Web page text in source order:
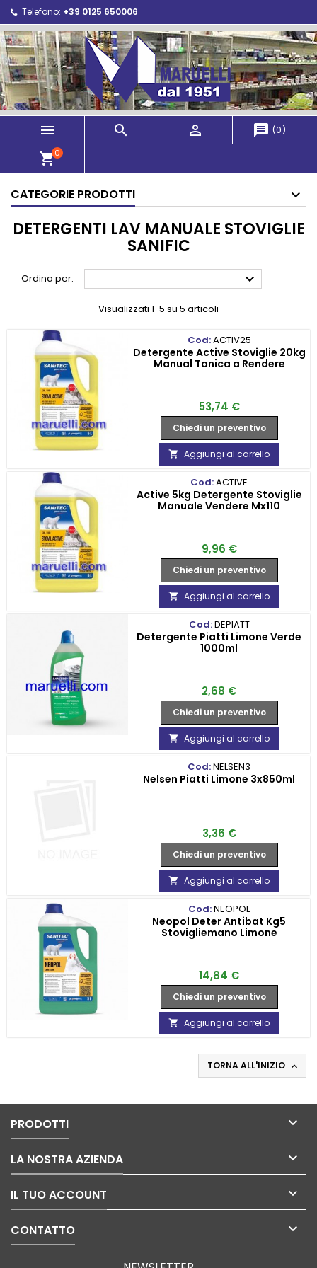
Telefono: +39 0125 650006
   message (0)
shopping_cart0
CATEGORIE PRODOTTI
DETERGENTI LAV MANUALE STOVIGLIE
SANIFIC
Ordina per: 
Visualizzati 1-5 su 5 articoli
Cod:ACTIV25
Detergente Active Stoviglie 20kg
Manual Tanica a Rendere
Prezzo
53,74 €
Chiedi un preventivo
 Aggiungi al carrello
Cod:ACTIVE
Active 5kg Detergente Stoviglie
Manuale Vendere Mx110
Prezzo
9,96 €
Chiedi un preventivo
 Aggiungi al carrello
Cod:DEPIATT
Detergente Piatti Limone Verde
1000ml
Prezzo
2,68 €
Chiedi un preventivo
 Aggiungi al carrello
Cod:NELSEN3
Nelsen Piatti Limone 3x850ml
Prezzo
3,36 €
Chiedi un preventivo
 Aggiungi al carrello
Cod:NEOPOL
Neopol Deter Antibat Kg5
Stovigliemano Limone
Prezzo
14,84 €
Chiedi un preventivo
 Aggiungi al carrello
TORNA ALL'INIZIO 
PRODOTTI 
LA NOSTRA AZIENDA 
IL TUO ACCOUNT 
CONTATTO 